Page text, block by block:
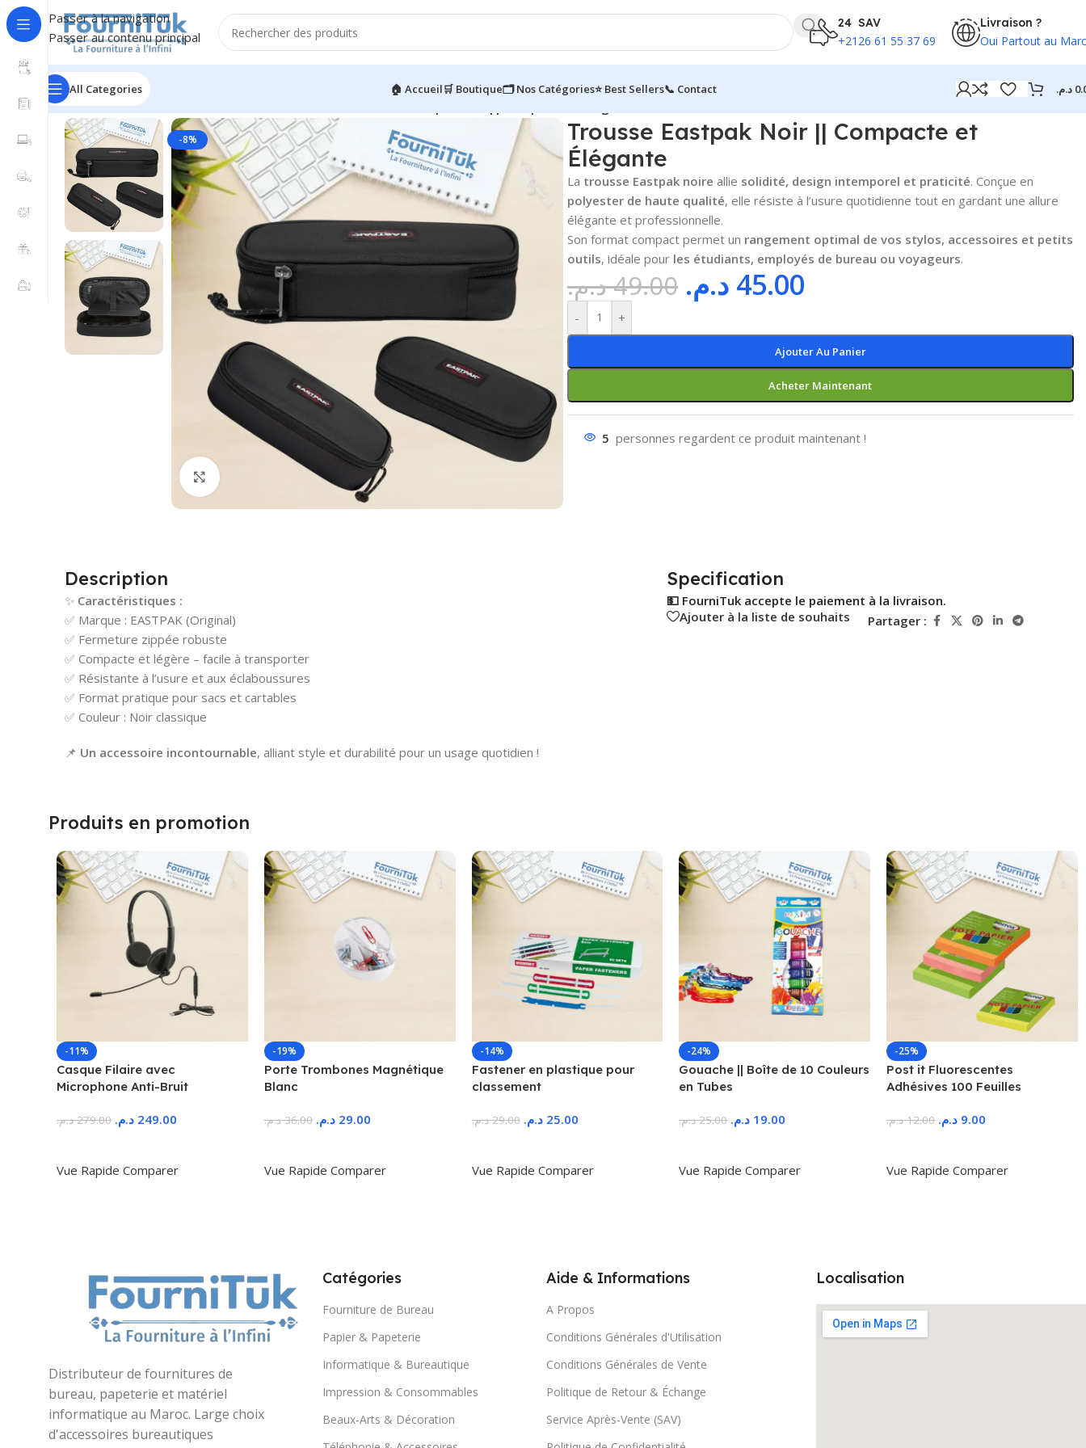
Passer à la navigation
Passer au contenu principal
24 SAV
+2126 61 55 37 69
Livraison ?
Oui Partout au
All Categories 🏠 Accueil🛒 Boutique🗂️ Nos Catégories⭐ Best Sellers📞 Contact د.م.
Accueil/Fourniture de Bureau
-8%
Cliquez pour agrandir
Trousse Eastpak Noir || Compacte et
Élégante
La trousse Eastpak noire allie solidité, design intemporel et praticité. Conçue en
polyester de haute qualité, elle résiste à l’usure quotidienne tout en gardant une allure
élégante et professionnelle.
Son format compact permet un rangement optimal de vos stylos, accessoires et petits
outils, idéale pour les étudiants, employés de bureau ou voyageurs.
49.00د.م. 45.00 د.م.
- +
Ajouter Au Panier
Acheter Maintenant
5 personnes regardent ce produit maintenant !
Description
✨ Caractéristiques :
✅ Marque : EASTPAK (Original)
✅ Fermeture zippée robuste
✅ Compacte et légère – facile à transporter
✅ Résistante à l’usure et aux éclaboussures
✅ Format pratique pour sacs et cartables
✅ Couleur : Noir classique
📌 Un accessoire incontournable, alliant style et durabilité pour un usage quotidien !
Specification
💵 FourniTuk accepte le paiement à la livraison.
Ajouter à la liste de souhaits
Partager :
Produits en promotion
-11%
Casque Filaire avec
Microphone Anti-Bruit
279.00 د.م. 249.00 د.م.
Vue Rapide Comparer
-19%
Porte Trombones Magnétique
Blanc
36.00 د.م. 29.00 د.م.
Vue Rapide Comparer
-14%
Fastener en plastique pour
classement
29.00 د.م. 25.00 د.م.
Vue Rapide Comparer
-24%
Gouache || Boîte de 10 Couleurs
en Tubes
25.00 د.م. 19.00 د.م.
Vue Rapide Comparer
-25%
Post it Fluorescentes
Adhésives 100 Feuilles
12.00 د.م. 9.00 د.م.
Vue Rapide Comparer
Distributeur de fournitures de
bureau, papeterie et matériel
informatique au Maroc. Large choix
d'accessoires bureautiques
Catégories
Fourniture de Bureau
Papier & Papeterie
Informatique & Bureautique
Impression & Consommables
Beaux-Arts & Décoration
Aide & Informations
A Propos
Conditions Générales d'Utilisation
Conditions Générales de Vente
Politique de Retour & Échange
Service Après-Vente (SAV)
Localisation